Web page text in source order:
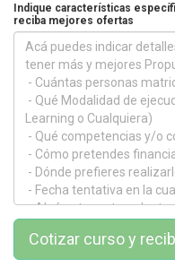
Indique características
reciba mejores ofertas
Cotizar curso y